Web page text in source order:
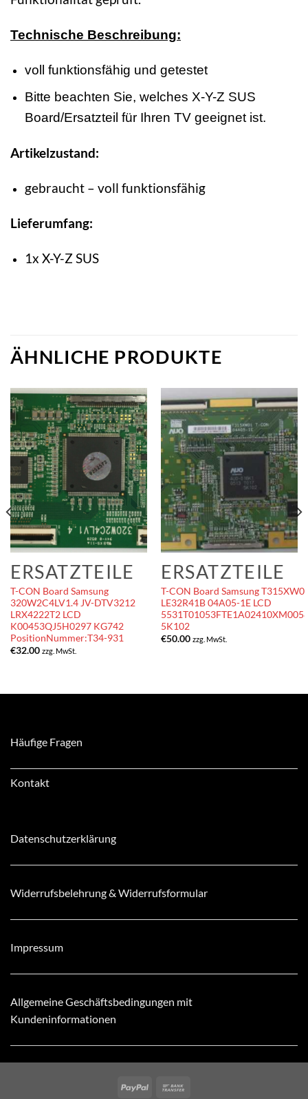
Technische Beschreibung:
voll funktionsfähig und getestet
Bitte beachten Sie, welches X-Y-Z SUS
Board/Ersatzteil für Ihren TV geeignet ist.
Artikelzustand:
gebraucht – voll funktionsfähig
Lieferumfang:
1x X-Y-Z SUS
ÄHNLICHE PRODUKTE
ERSATZTEILE
T-CON Board Samsung
320W2C4LV1.4 JV-DTV3212
LRX4222T2 LCD
K00453QJ5H0297 KG742
PositionNummer:T34-931
€32.00 zzg. MwSt.
ERSATZTEILE
T-CON Board Samsung
LE32R41B 04A05-1E LCD
5K102
€50.00 zzg. MwSt.
Häufige Fragen
Kontakt
Datenschutzerklärung
Widerrufsbelehrung & Widerrufsformular
Impressum
Allgemeine Geschäftsbedingungen mit
Kundeninformationen